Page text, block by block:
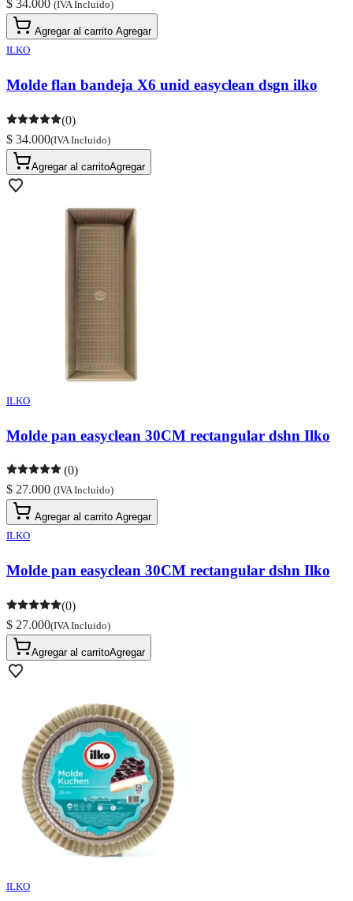
$ 34.000 (IVA Incluido)
Agregar al carrito Agregar
ILKO
Molde flan bandeja X6 unid easyclean dsgn ilko
(0)
$ 34.000(IVA Incluido)
Agregar al carritoAgregar
ILKO
Molde pan easyclean 30CM rectangular dshn Ilko
(0)
$ 27.000 (IVA Incluido)
Agregar al carrito Agregar
ILKO
Molde pan easyclean 30CM rectangular dshn Ilko
(0)
$ 27.000(IVA Incluido)
Agregar al carritoAgregar
ILKO